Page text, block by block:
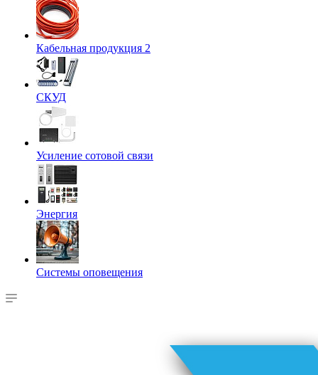
Кабельная продукция 2
СКУД
Усиление сотовой связи
Энергия
Системы оповещения